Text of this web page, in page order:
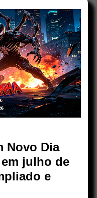
Novo Dia
julho de
e